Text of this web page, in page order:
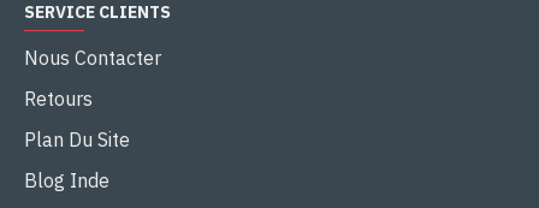
SERVICE CLIENTS
Nous Contacter
Retours
Plan Du Site
Blog Inde